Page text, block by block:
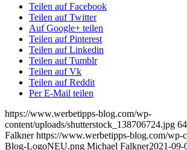
Teilen auf Facebook
Teilen auf Twitter
Auf Google+ teilen
Teilen auf Pinterest
Teilen auf Linkedin
Teilen auf Tumblr
Teilen auf Vk
Teilen auf Reddit
Per E-Mail teilen
https://www.werbetipps-blog.com/wp-
content/uploads/shutterstock_138706724.jpg
Falkner https://www.werbetipps-blog.com/wp-
Blog-LogoNEU.png Michael Falkner2021-09-